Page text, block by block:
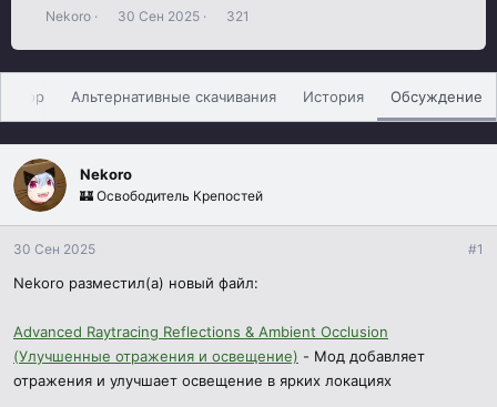
А
т
о
ы
Nekoro
Д
т
а
н
л
а
30 Сен 2025
П
о
с
м
321
Обзор Альтернативные скачивания История Обсуждение
Nekoro
🏰 Освободитель Крепостей
30 Сен 2025 #1
Nekoro разместил(а) новый файл:
Advanced Raytracing Reflections & Ambient Occlusion
(Улучшенные отражения и освещение) - Мод добавляет
отражения и улучшает освещение в ярких локациях